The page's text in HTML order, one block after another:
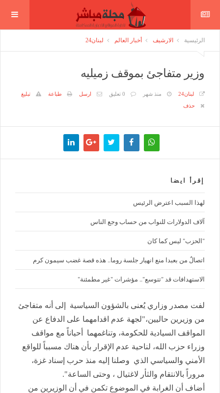
الرئيسية الارشيف أخبار العالم لبنان24
وزير متفاجئ بموقف زميليه
لبنان24 منذ شهر 0 تعليق ارسل طباعة
تبليغ
حذف
إقرأ ايضا
لهذا السبب اعترض الرئيس
آلاف الدولارات للنواب من حساب وجع الناس
"الحزب" ليس كما كان
اتصالٌ من بعبدا منع انهيار جلسة روما.. هذه قصة غضب سيمون كرم
الاستهدافات قد "تتوسع".. مؤشرات "غير مطمئنة"
لفت مصدر وزاري يُعنى بالشؤون السياسية إلى أنه متفاجئ
من وزيرين حاليين،"لجهة عدم اقدامهما على الدفاع عن
المواقف السيادية للحكومة، وتناغمهما أحياناً مع مواقف
وزراء حزب الله، لناحية عدم الإقرار بأن هناك مسبباً للواقع
الأمني والسياسي الذي وصلنا إليه منذ حرب إسناد غزة،
مروراً بالانتقام والثأر لاغتيال ، وحتى الساعة".
أضاف أن الغرابة في الموضوع تكمن في أن الوزيرين من